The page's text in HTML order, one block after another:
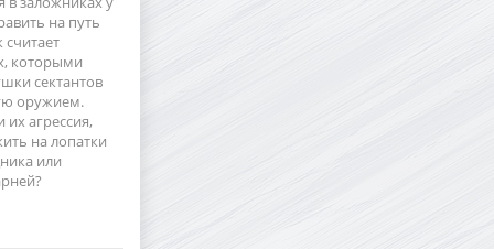
на путь
которыми
сектантов
оружием.
их агрессия,
на лопатки
или